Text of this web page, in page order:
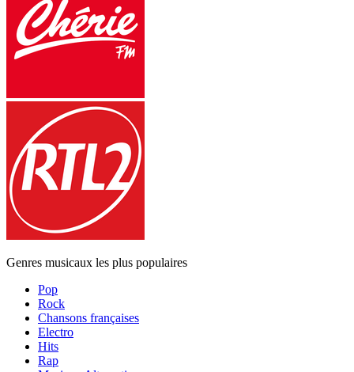
Genres musicaux les plus populaires
Pop
Rock
Chansons françaises
Electro
Hits
Rap